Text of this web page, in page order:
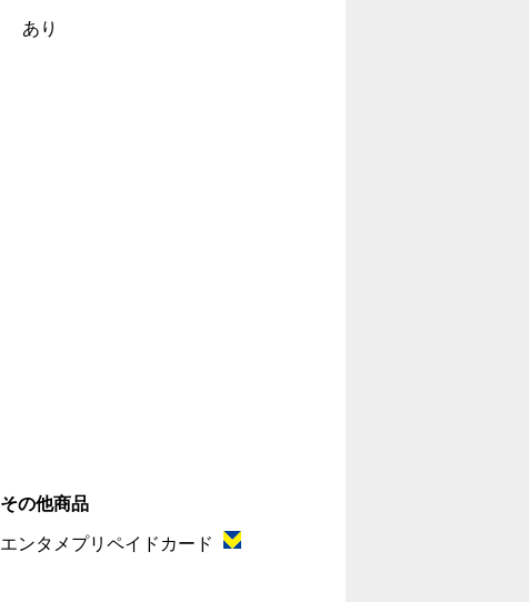
あり
その他商品
エンタメプリペイドカード